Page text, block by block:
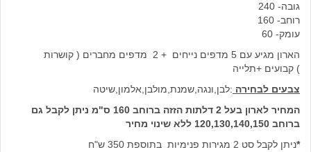
גובה- 240
רוחב- 160
עומק- 60
הארון מגיע עם 5 מדפים נייחים + 2 מדפים מחברים ( קושרות
) קבועים +תלייה
צבעים לבחירה :לבן,ונגה,שמנת,מולבן,אלמון,שיטה
המחיר לארון בעל 2 דלתות הזזה
ברוחב 160 ס"מ ניתן לקבל גם
ברוחב 120,130,140,150 ללא שינוי מחיר
*ניתן לקבל סט 2 מגירות פנימיות בתוספת 350 ש"ח